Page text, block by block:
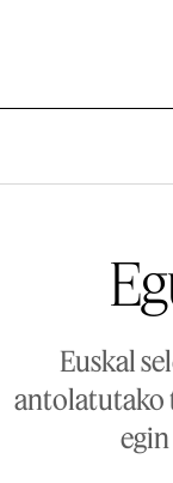
Euskal
antolatutako